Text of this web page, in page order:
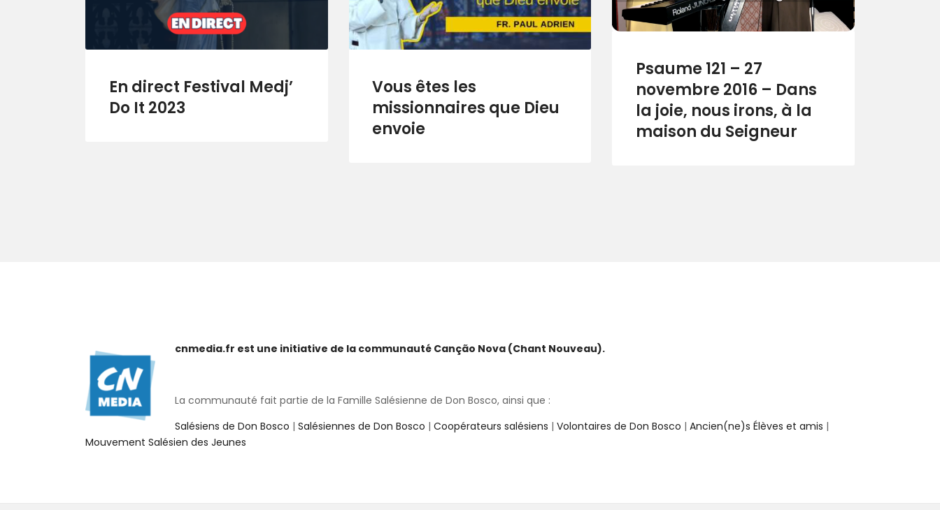
En direct Festival Medj’
Do It 2023
Vous êtes les
missionnaires que Dieu
envoie
Psaume 121 – 27
novembre 2016 – Dans
la joie, nous irons, à la
maison du Seigneur
cnmedia.fr est une initiative de la communauté Canção Nova (Chant Nouveau).
La communauté fait partie de la Famille Salésienne de Don Bosco, ainsi que :
Salésiens de Don Bosco | Salésiennes de Don Bosco | Coopérateurs salésiens | Volontaires de Don Bosco | Ancien(ne)s Élèves et amis |
Mouvement Salésien des Jeunes